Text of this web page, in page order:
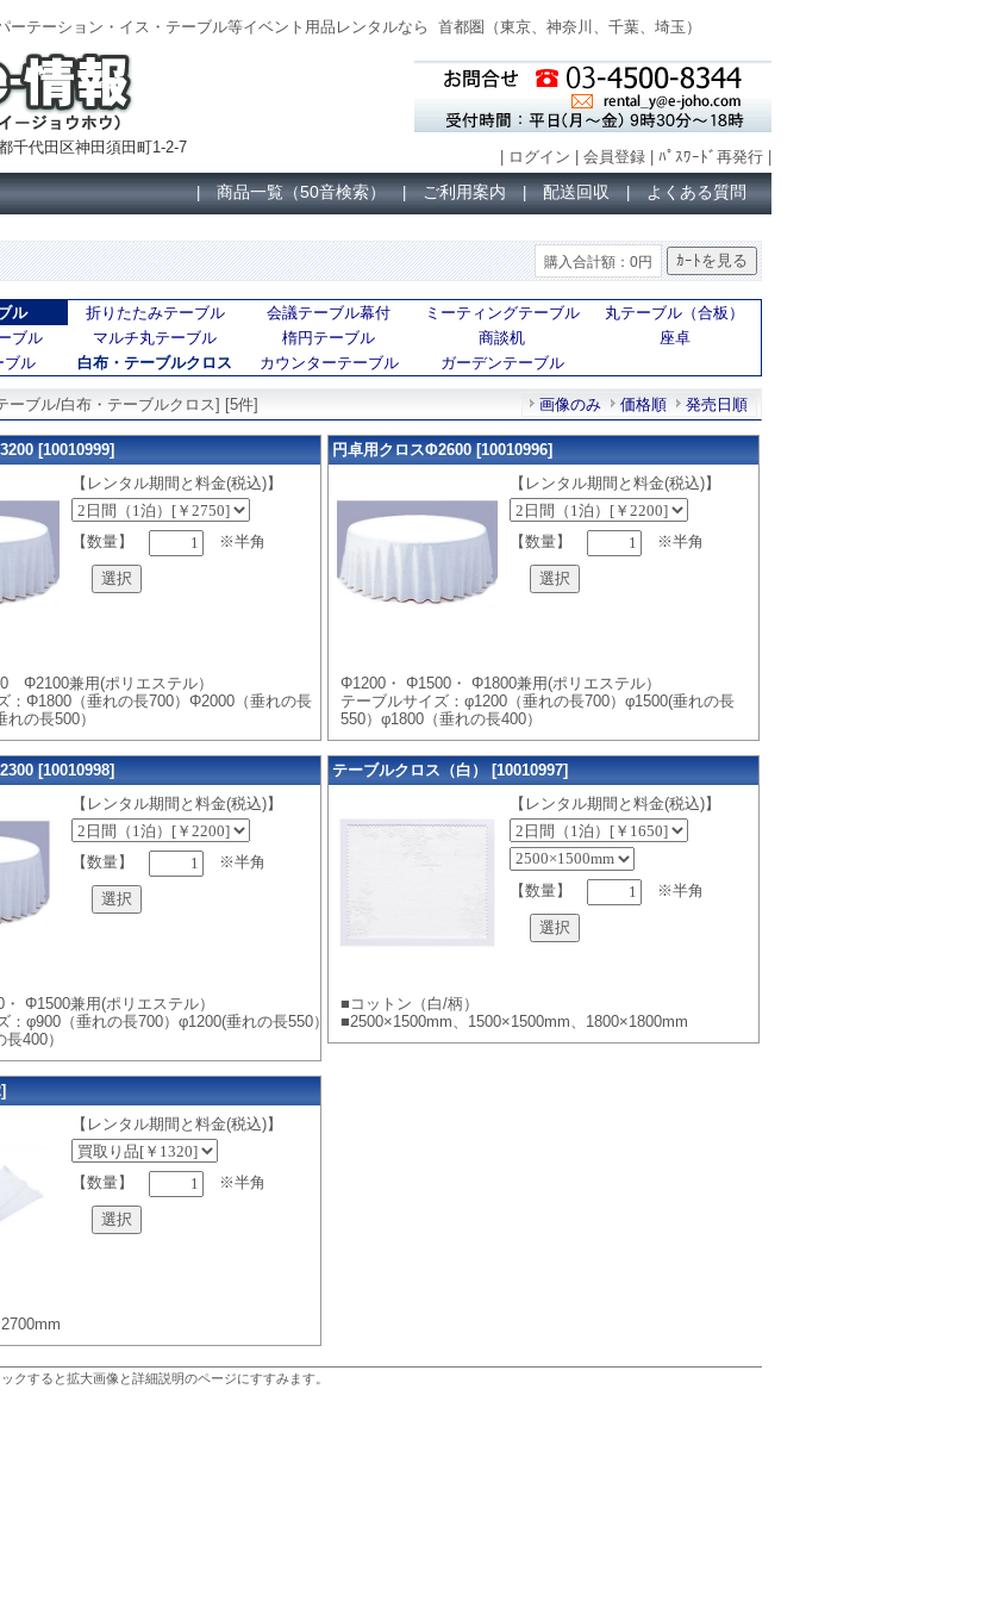
テーション・イス・テーブル等イベント用品レンタルなら 首都圏（東京、神奈川、千葉、埼玉 ）
ログイン 会員登録 ﾊﾟｽﾜｰﾄﾞ再発行
千代田区神田須田町1-2-7
商品一覧（50音検索） ご利用案内 配送回収 よくある質問
購入合計額：0円
ル 折りたたみテーブル 会議テーブル幕付 ミーティングテーブル
丸テーブル（合板）
ブル
マルチ丸テーブル 楕円テーブル 商談机
座卓
ブル
白布・テーブルクロス カウンターテーブル ガーデンテーブル
ーブル/白布・テーブルクロス] [5件] 画像のみ 価格順 発売日順
[10010999]
【レンタル期間と料金(税込)】
【数量】 ※半角
兼用(ポリエステル）
：Φ1800（垂れの長700）Φ2000（垂れの長
の長500）
円卓用クロスΦ2600 [10010996]
【レンタル期間と料金(税込)】
【数量】 ※半角
Φ1200・ Φ1500・ Φ1800兼用(ポリエステル）
テーブルサイズ：φ1200（垂れの長700）φ1500(垂れの長
550）φ1800（垂れの長400）
[10010998]
【レンタル期間と料金(税込)】
【数量】 ※半角
Φ1500兼用(ポリエステル）
：φ900（垂れの長700）φ1200(垂れの長550）
400）
テーブルクロス（白） [10010997]
【レンタル期間と料金(税込)】
【数量】 ※半角
■コットン（白/柄）
■2500×1500mm、1500×1500mm、1800×1800mm
【レンタル期間と料金(税込)】
【数量】 ※半角
クすると拡大画像と詳細説明のページにすすみます。